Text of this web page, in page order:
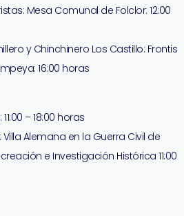
Mesa Comunal de Folclor: 12:00
y Chinchinero Los Castillo: Frontis
16:00 horas
– 18:00 horas
Villa Alemana en la Guerra Civil de
e Investigación Histórica 11:00